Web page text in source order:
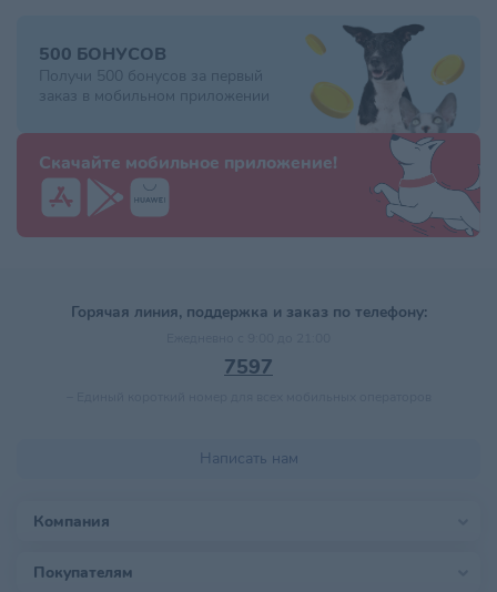
500 БОНУСОВ
Получи 500 бонусов за первый
заказ в мобильном приложении
Скачайте мобильное приложение!
Горячая линия, поддержка и заказ по телефону:
7597
Написать нам
Компания
Покупателям